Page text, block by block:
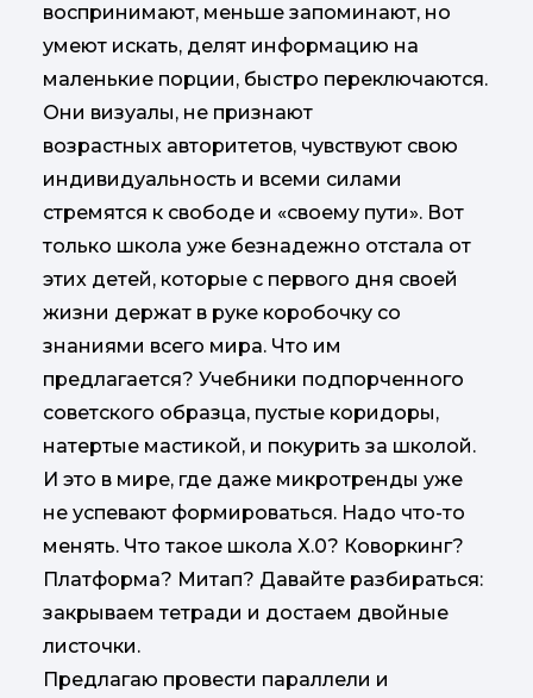
воспринимают, меньше запоминают, но
умеют искать, делят информацию на
маленькие порции, быстро переключаются.
Они визуалы, не признают
возрастных авторитетов, чувствуют свою
индивидуальность и всеми силами
стремятся к свободе и «своему пути». Вот
только школа уже безнадежно отстала от
этих детей, которые с первого дня своей
жизни держат в руке коробочку со
знаниями всего мира. Что им
предлагается? Учебники подпорченного
советского образца, пустые коридоры,
натертые мастикой, и покурить за школой.
И это в мире, где даже микротренды уже
не успевают формироваться. Надо что-то
менять. Что такое школа Х.0? Коворкинг?
Платформа? Митап? Давайте разбираться:
закрываем тетради и достаем двойные
листочки.
Предлагаю провести параллели и